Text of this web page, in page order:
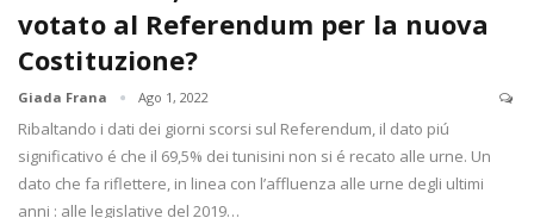
votato al Referendum per la nuova
Costituzione?
Giada Frana Ago 1, 2022
Ribaltando i dati dei giorni scorsi sul Referendum, il dato piú
significativo é che il 69,5% dei tunisini non si é recato alle urne. Un
dato che fa riflettere, in linea con l’affluenza alle urne degli ultimi
anni : alle legislative del 2019…